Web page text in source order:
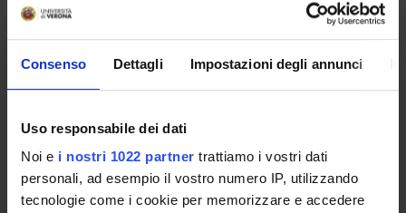
Consenso Dettagli Impostazioni degli annunci
Uso responsabile dei dati
Noi e i nostri 1022 partner trattiamo i vostri dati
personali, ad esempio il vostro numero IP, utilizzando
tecnologie come i cookie per memorizzare e accedere
RESEARCH AREAS
PHD PROGRAMMES
RESEARCH FACILITIES